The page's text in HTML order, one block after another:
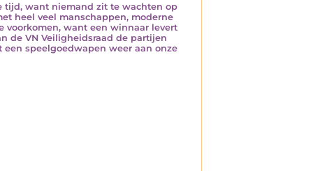
tijd, want niemand zit te wachten op
heel veel manschappen, moderne
voorkomen, want een winnaar levert
de VN Veiligheidsraad de partijen
speelgoedwapen weer aan onze